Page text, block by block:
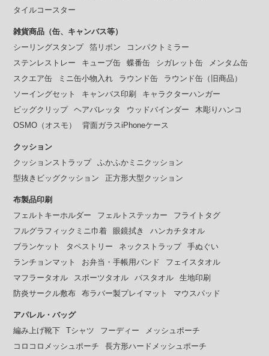
タイルコースター
雑貨商品（缶、キャンバス等）
シーリングスタンプ
箔リボン
コンパクトミラー
ステンレストレー
キューブ缶 蝶番缶 シガレット缶
メンタム缶
スクエア缶
ミニ缶小物入れ ラウンド缶
ラウンド缶（旧商品）
ソーイングセット
キャンバス印刷
キャラクターハンガー
ビッグクリップ
ヘアバレッタ ウッドバインダー
木彫りハンコ
OSMO（オスモ）
背面ガラスiPhoneケース
クッション
クッションストラップ
ふかふかミニクッション
型抜きビッグクッション
正方形大型クッション
布製品印刷
フェルトキーホルダー
フェルトステッカー
フライトタグ
フルグラフィックミニ巾着
眼鏡拭き
ハンカチタオル
ブランケット
タペストリー ネックストラップ
手ぬぐい
ランチョンマット
お弁当・手帳用バンド
フェイスタオル
マフラータオル
スポーツタオル バスタオル
生地印刷
防炎サークル敷布
布ラバー製プレイマット マウスパッド
アパレル・バッグ
編み上げ靴下
Tシャツ フーディー
メッシュポーチ
コロコロメッシュポーチ
長方形ハードメッシュポーチ